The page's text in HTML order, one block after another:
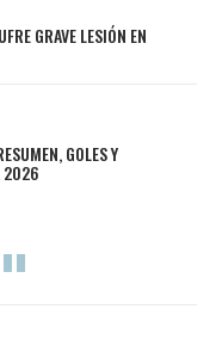
GRAVE LESIÓN EN
GOLES Y
2026